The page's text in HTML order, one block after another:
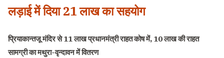
लड़ाई में दिया 21 लाख का सहयोग
प्रियाकान्तजू मंदिर से 11 लाख प्रधानमंत्री राहत कोष में, 10 लाख की राहत
सामग्री का मथुरा-वृन्दावन में वितरण